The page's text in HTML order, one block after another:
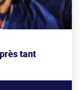
tant